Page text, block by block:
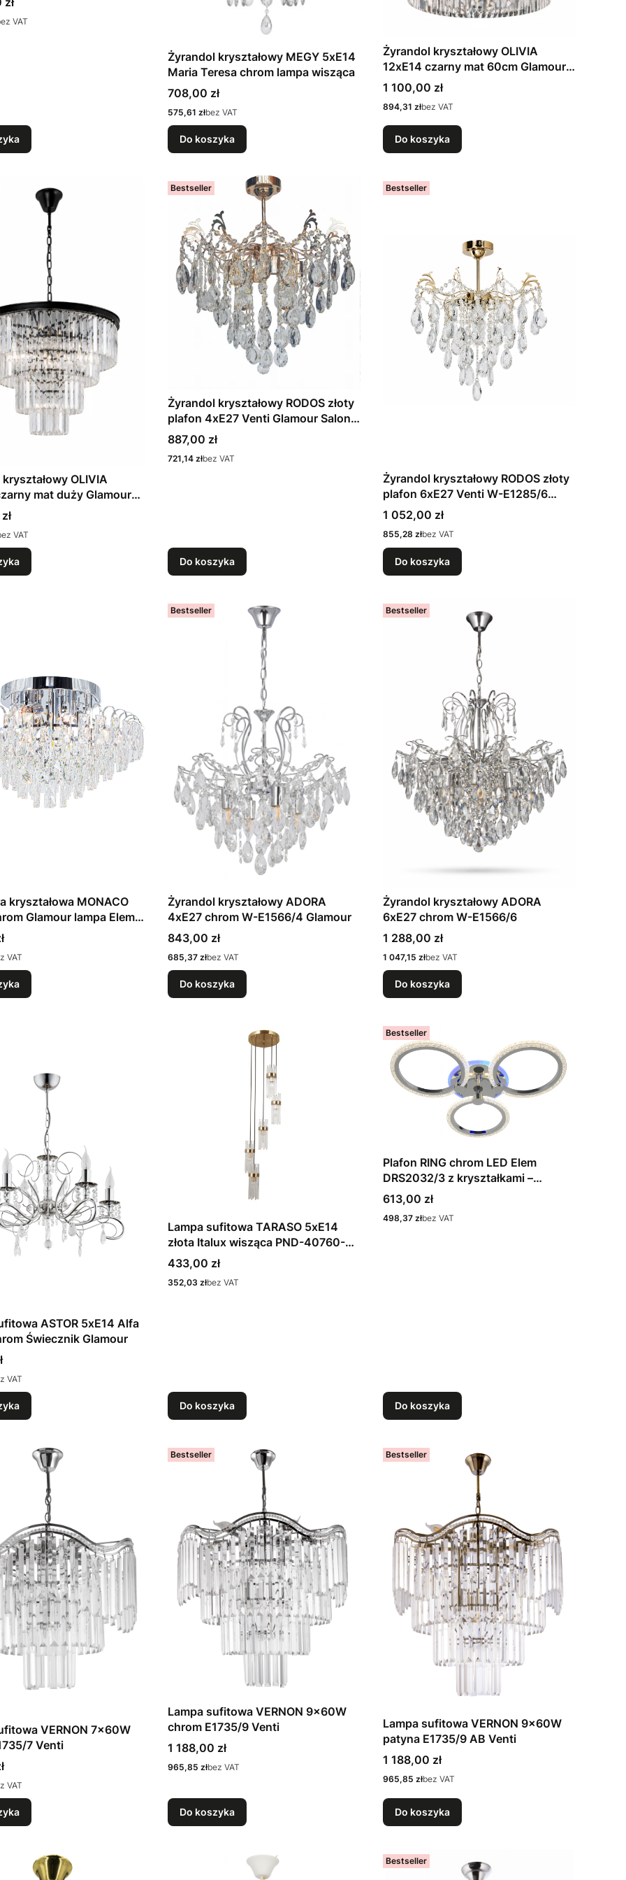
VAT
Żyrandol kryształowy MEGY 5xE14
Maria Teresa chrom lampa wisząca
Cena
708,00 zł
Cena
575,61 złbez VAT
Do koszyka
Żyrandol kryształowy OLIVIA
12xE14 czarny mat 60cm Glamour
W-D 3163/4
Cena
1 100,00 zł
Cena
894,31 złbez VAT
Do koszyka
OLIVIA
mat duży Glamour
VAT
Bestseller
Żyrandol kryształowy RODOS złoty
plafon 4xE27 Venti Glamour Salon
P-1285/4 GD
Cena
887,00 zł
Cena
721,14 złbez VAT
Do koszyka
Bestseller
Żyrandol kryształowy RODOS złoty
plafon 6xE27 Venti W-E1285/6
Glamour
Cena
1 052,00 zł
Cena
855,28 złbez VAT
Do koszyka
kryształowa MONACO
Glamour lampa Elem
VAT
Bestseller
Żyrandol kryształowy ADORA
4xE27 chrom W-E1566/4 Glamour
Cena
843,00 zł
Cena
685,37 złbez VAT
Do koszyka
Bestseller
Żyrandol kryształowy ADORA
6xE27 chrom W-E1566/6
Cena
1 288,00 zł
Cena
1 047,15 złbez VAT
Do koszyka
ASTOR 5xE14 Alfa
Świecznik Glamour
VAT
Lampa sufitowa TARASO 5xE14
złota Italux wisząca PND-40760-5-
HBR
Cena
433,00 zł
Cena
352,03 złbez VAT
Do koszyka
Bestseller
Plafon RING chrom LED Elem
DRS2032/3 z kryształkami –
nowoczesne oświetlenie do
Twojego wnętrza
Cena
613,00 zł
Cena
498,37 złbez VAT
Do koszyka
VERNON 7x60W
7 Venti
VAT
Bestseller
Lampa sufitowa VERNON 9x60W
chrom E1735/9 Venti
Cena
1 188,00 zł
Cena
965,85 złbez VAT
Do koszyka
Bestseller
Lampa sufitowa VERNON 9x60W
patyna E1735/9 AB Venti
Cena
1 188,00 zł
Cena
965,85 złbez VAT
Do koszyka
Bestseller